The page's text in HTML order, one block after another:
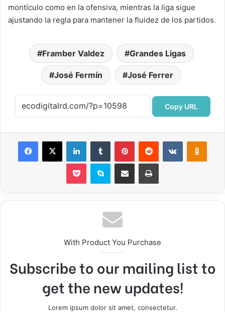
montículo como en la ofensiva, mientras la liga sigue
ajustando la regla para mantener la fluidez de los partidos.
Framber Valdez Grandes Ligas
José Fermín José Ferrer
Copy URL
Facebook
X LinkedInTumblr PinterestReddit VKontakte
Pocket Skype Compartir por correo electrónicoImprimir
With Product You Purchase
Subscribe to our mailing list to
get the new updates!
Lorem ipsum dolor sit amet, consectetur.